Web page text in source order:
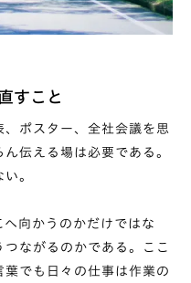
すこと
、ポスター、全社会議を思
伝える場は必要である。
。
向かうのかだけではな
ながるのかである。ここ
でも日々の仕事は作業の